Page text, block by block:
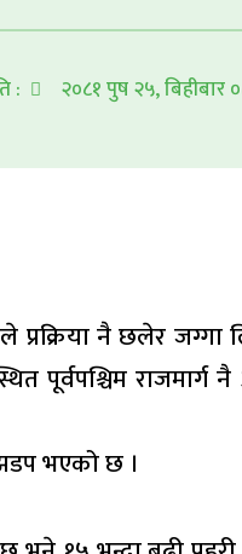
: २०८१ पुष २५, बिहीबार
नै छलेर जग्गा
पूर्वपश्चिम राजमार्ग
भएको छ ।